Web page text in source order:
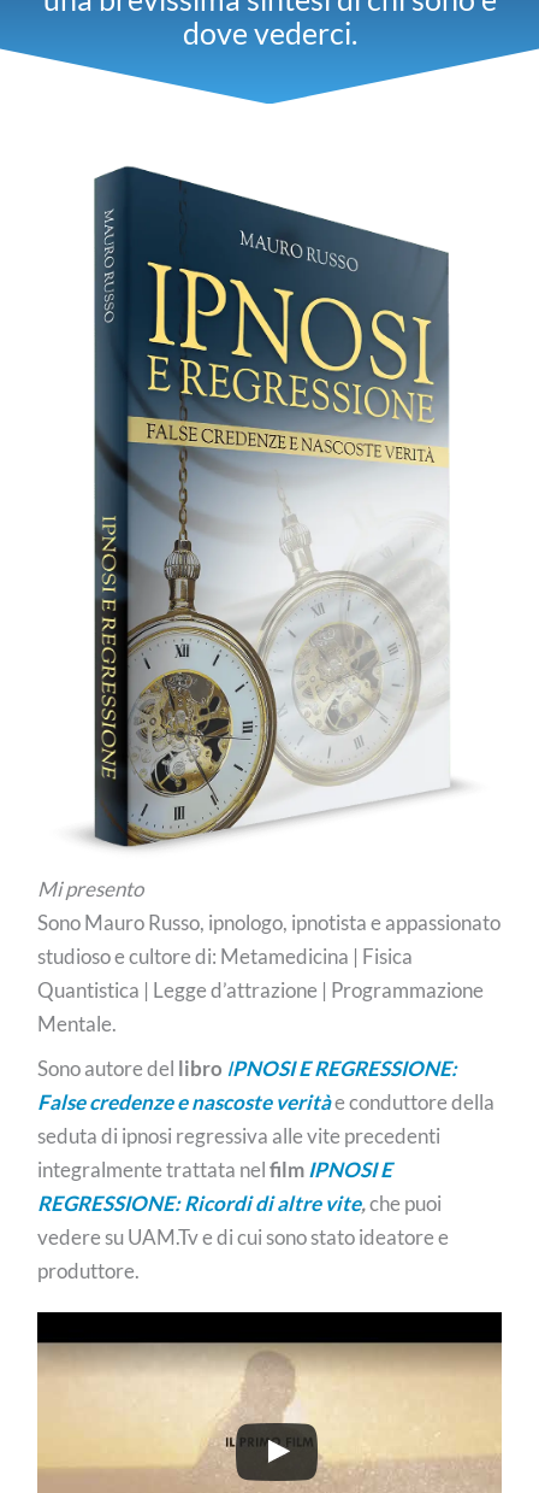
dove vederci.
Mi presento
Sono Mauro Russo, ipnologo, ipnotista e appassionato
studioso e cultore di: Metamedicina | Fisica
Quantistica | Legge d’attrazione | Programmazione
Mentale.
Sono autore del libro IPNOSI E REGRESSIONE:
False credenze e nascoste veritàe conduttore della
seduta di ipnosi regressiva alle vite precedenti
integralmente trattata nelfilmIPNOSI E
REGRESSIONE: Ricordi di altre vite,che puoi
vedere su UAM.Tv e di cui sono stato ideatore e
produttore.